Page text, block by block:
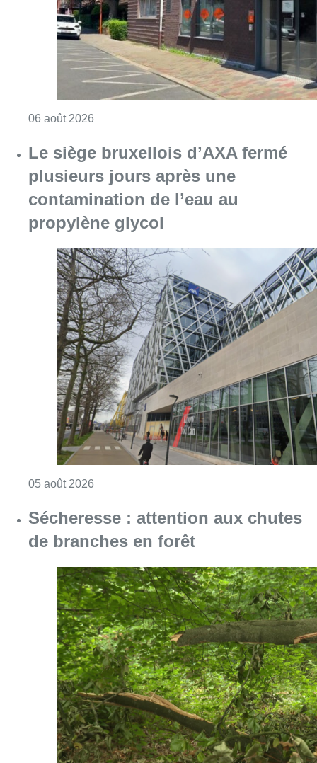
06 août 2026
Le siège bruxellois d’AXA fermé
plusieurs jours après une
contamination de l’eau au
propylène glycol
05 août 2026
Sécheresse : attention aux chutes
de branches en forêt